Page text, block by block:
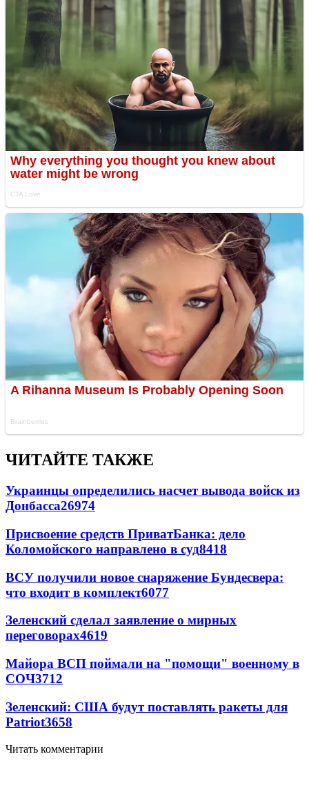
ЧИТАЙТЕ ТАКЖЕ
Украинцы определились насчет вывода войск из
Донбасса26974
Присвоение средств ПриватБанка: дело
Коломойского направлено в суд8418
ВСУ получили новое снаряжение Бундесвера:
что входит в комплект6077
Зеленский сделал заявление о мирных
переговорах4619
Майора ВСП поймали на "помощи" военному в
СОЧ3712
Зеленский: США будут поставлять ракеты для
Patriot3658
Читать комментарии